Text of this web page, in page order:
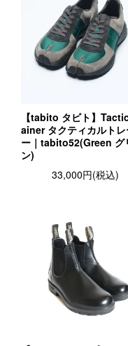
【tabito タビト】
ainer タクティカルト
ー｜tabito52(Green グ
ン)
33,000円(税込)